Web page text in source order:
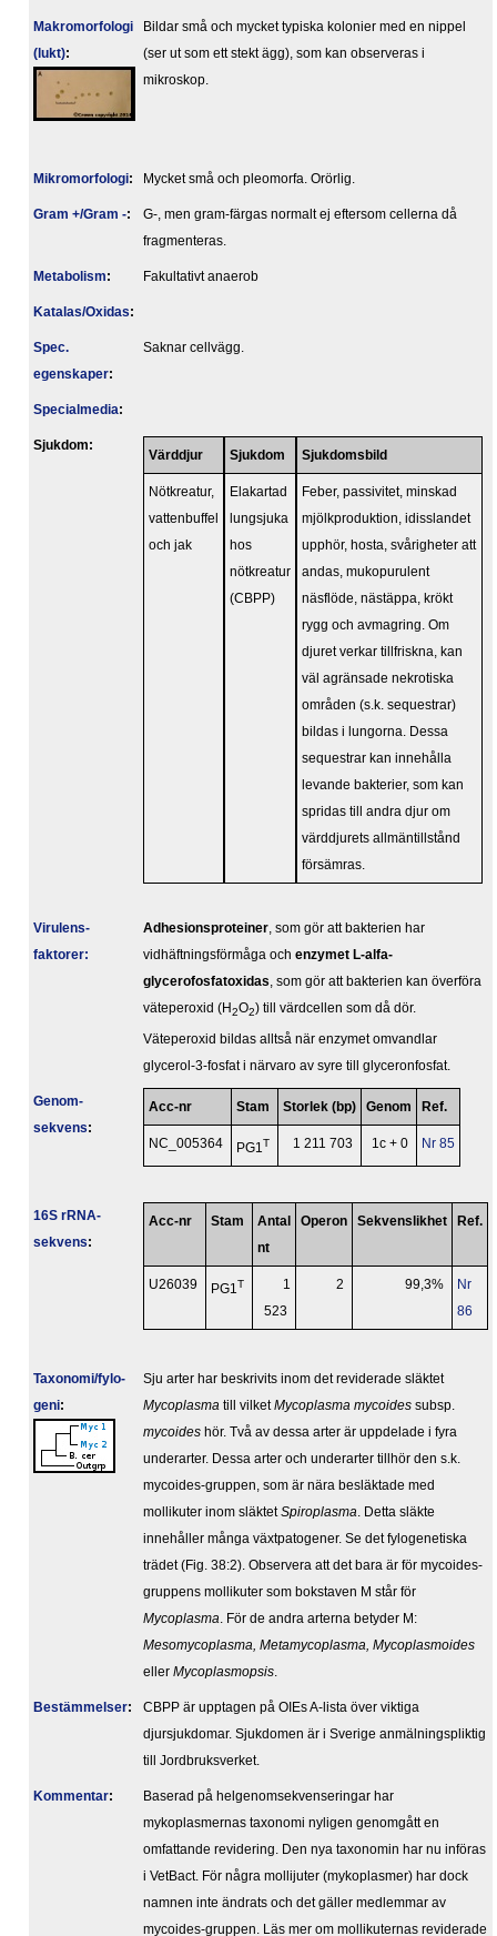
Makromorfologi
(lukt):
Bildar små och mycket typiska kolonier med en nippel
(ser ut som ett stekt ägg), som kan observeras i
mikroskop.
Mikromorfologi: Mycket små och pleomorfa. Orörlig.
Gram +/Gram -:
G-, men gram-färgas normalt ej eftersom cellerna då
fragmenteras.
Metabolism: Fakultativt anaerob
Katalas/Oxidas:
Spec.
egenskaper:
Saknar cellvägg.
Specialmedia:
Sjukdom:
Värddjur Sjukdom Sjukdomsbild
Nötkreatur,
vattenbuffel
och jak
Elakartad
lungsjuka
hos
nötkreatur
(CBPP)
Feber, passivitet, minskad
mjölkproduktion, idisslandet
upphör, hosta, svårigheter att
andas, mukopurulent
näsflöde, nästäppa, krökt
rygg och avmagring. Om
djuret verkar tillfriskna, kan
väl agränsade nekrotiska
områden (s.k. sequestrar)
bildas i lungorna. Dessa
sequestrar kan innehålla
levande bakterier, som kan
spridas till andra djur om
värddjurets allmäntillstånd
försämras.
Virulens­
faktorer:
Adhesionsproteiner , som gör att bakterien har
vidhäftningsförmåga och enzymet L-alfa-
glycerofosfatoxidas , som gör att bakterien kan överföra
väteperoxid (H2O2) till värdcellen som då dör.
Väteperoxid bildas alltså när enzymet omvandlar
glycerol-3-fosfat i närvaro av syre till glyceronfosfat.
Genom­
sekvens:
Acc-nr Stam Storlek (bp) Genom Ref.
NC_005364 PG1 T 1 211 703 1c + 0 Nr 85
16S rRNA-
sekvens:
Acc-nr Stam
Antal
nt
Operon Sekvenslikhet Ref.
U26039 PG1 T
1
523
2 99,3%
Nr
86
Taxonomi/fylo­
geni:
Sju arter har beskrivits inom det reviderade släktet
Mycoplasma till vilketMycoplasma mycoides subsp.
mycoides hör. Två av dessa arter är uppdelade i fyra
underarter. Dessa arter och underarter tillhör den s.k.
mycoides-gruppen, som är nära besläktade med
mollikuter inom släktetSpiroplasma . Detta släkte
innehåller många växtpatogener. Se det fylogenetiska
trädet (Fig. 38:2). Observera att det bara är för mycoides-
gruppens mollikuter som bokstaven M står för
Mycoplasma . För de andra arterna betyder M:
Mesomycoplasma, Metamycoplasma, Mycoplasmoides
eller Mycoplasmopsis
Bestäm­melser:
CBPP är upptagen på OIEs A-lista över viktiga
djursjukdomar. Sjukdomen är i Sverige anmälningspliktig
till Jordbruksverket.
Kommentar:
Baserad på helgenomsekvenseringar har
mykoplasmernas taxonomi nyligen genomgått en
omfattande revidering. Den nya taxonomin har nu införas
i VetBact. För några mollijuter (mykoplasmer) har dock
namnen inte ändrats och det gäller medlemmar av
mycoides-gruppen. Läs mer om mollikuternas reviderade